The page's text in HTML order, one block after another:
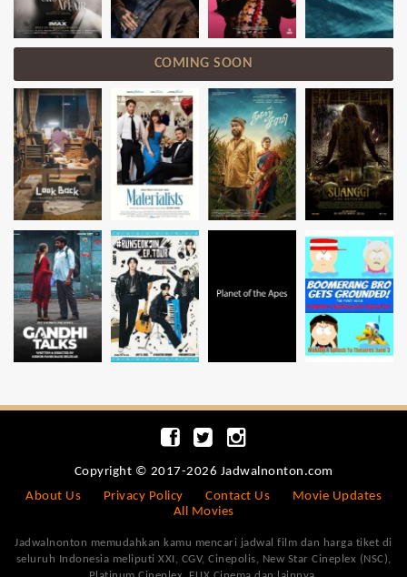
COMING SOON
Copyright © 2017-2026 Jadwalnonton.com
About Us
Privacy Policy Contact Us
Movie Updates
All Movies
Jadwalnonton memudahkan kamu mencari jadwal film dan harga tiket di
seluruh Indonesia meliputi XXI, CGV, Cinepolis, New Star Cineplex (NSC),